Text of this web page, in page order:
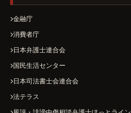
金融庁
消費者庁
日本弁護士連合会
国民生活センター
日本司法書士会連合会
法テラス